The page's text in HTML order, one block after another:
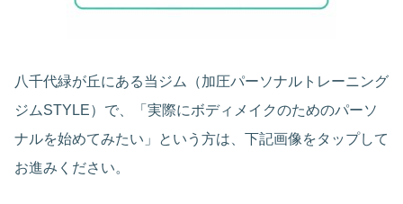
八千代緑が丘にある当ジム（加圧パーソナルトレーニング
ジムSTYLE）で、「実際にボディメイクのためのパーソ
ナルを始めてみたい」という方は、下記画像をタップして
お進みください。